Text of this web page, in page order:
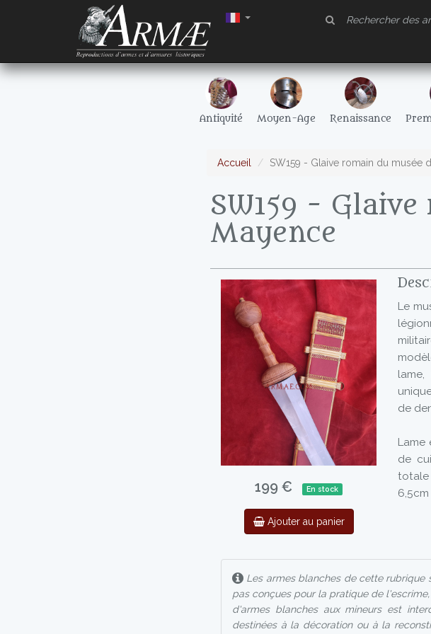
Antiquité Moyen-Age Renaissance
Accueil SW159 - Glaive romain du musée
SW159 -
Mayence
199 € En stock
Ajouter au panier
Le
de
Lame
de
totale
Les armes blanches de cette rubrique
pas conçues pour la pratique de
d'armes blanches aux mineurs est
destinées à la décoration ou à la